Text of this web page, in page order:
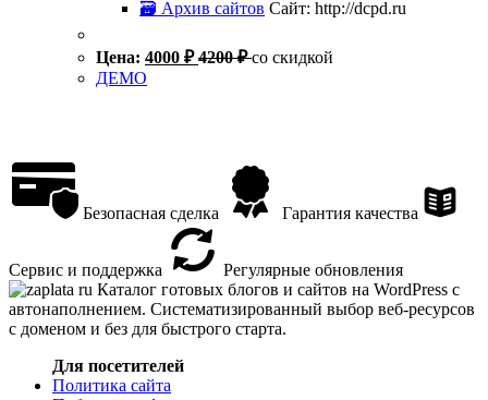
🗃 Архив сайтов Сайт: http://dcpd.ru
Цена: 4000 ₽ 4200₽ со скидкой
ДЕМО
Безопасная сделка Гарантия качества
Сервис и поддержка
Регулярные обновления
Каталог готовых блогов и сайтов на WordPress с
автонаполнением. Систематизированный выбор веб-ресурсов
с доменом и без для быстрого старта.
Для посетителей
Политика сайта